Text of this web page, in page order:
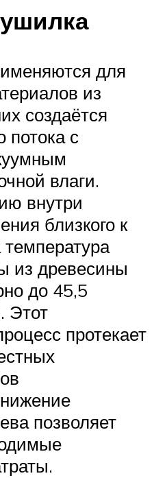
для
из
создаётся
потока с
влаги.
внутри
близкого к
из древесины
до 45,5
Этот
протекает
позволяет